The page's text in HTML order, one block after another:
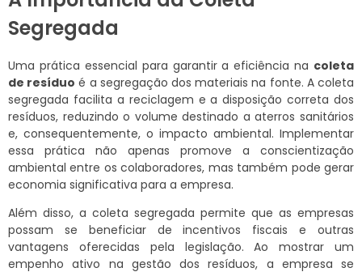
Segregada
Uma prática essencial para garantir a eficiência na coleta
de resíduo é a segregação dos materiais na fonte. A coleta
segregada facilita a reciclagem e a disposição correta dos
resíduos, reduzindo o volume destinado a aterros sanitários
e, consequentemente, o impacto ambiental. Implementar
essa prática não apenas promove a conscientização
ambiental entre os colaboradores, mas também pode gerar
economia significativa para a empresa.
Além disso, a coleta segregada permite que as empresas
possam se beneficiar de incentivos fiscais e outras
vantagens oferecidas pela legislação. Ao mostrar um
empenho ativo na gestão dos resíduos, a empresa se